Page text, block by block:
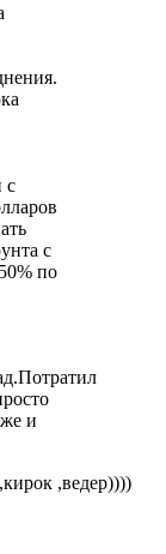
с
с
по
и
,ведер))))